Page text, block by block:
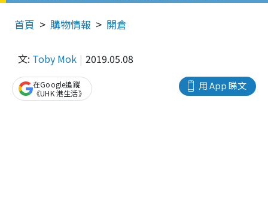
首頁 購物情報 開倉
文: Toby Mok 2019.05.08
用 App 睇文
在Google追蹤
《UHK 港生活》